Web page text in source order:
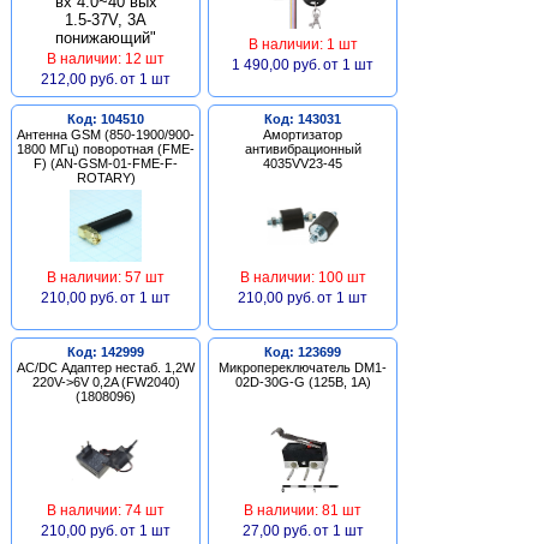
В наличии: 12 шт
212,00 руб. от 1 шт
В наличии: 1 шт
1 490,00 руб. от 1 шт
Код: 104510
Антенна GSM (850-1900/900-
1800 МГц) поворотная (FME-
F) (AN-GSM-01-FME-F-
ROTARY)
В наличии: 57 шт
210,00 руб. от 1 шт
Код: 143031
Амортизатор
антивибрационный
4035VV23-45
В наличии: 100 шт
210,00 руб. от 1 шт
Код: 142999
AC/DC Адаптер нестаб. 1,2W
220V->6V 0,2A (FW2040)
(1808096)
В наличии: 74 шт
210,00 руб. от 1 шт
Код: 123699
Микропереключатель DM1-
02D-30G-G (125В, 1А)
В наличии: 81 шт
27,00 руб. от 1 шт